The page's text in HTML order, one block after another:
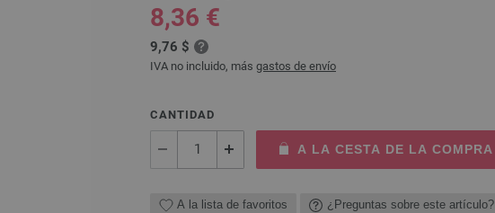
8,36 €
9,76 $
IVA no incluido, más gastos de envío
CANTIDAD
A LA CESTA DE LA COMPRA
A la lista de favoritos ¿Preguntas sobre este artículo?